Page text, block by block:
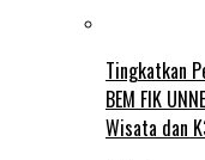
Tingkatkan
BEM FIK
Wisata dan